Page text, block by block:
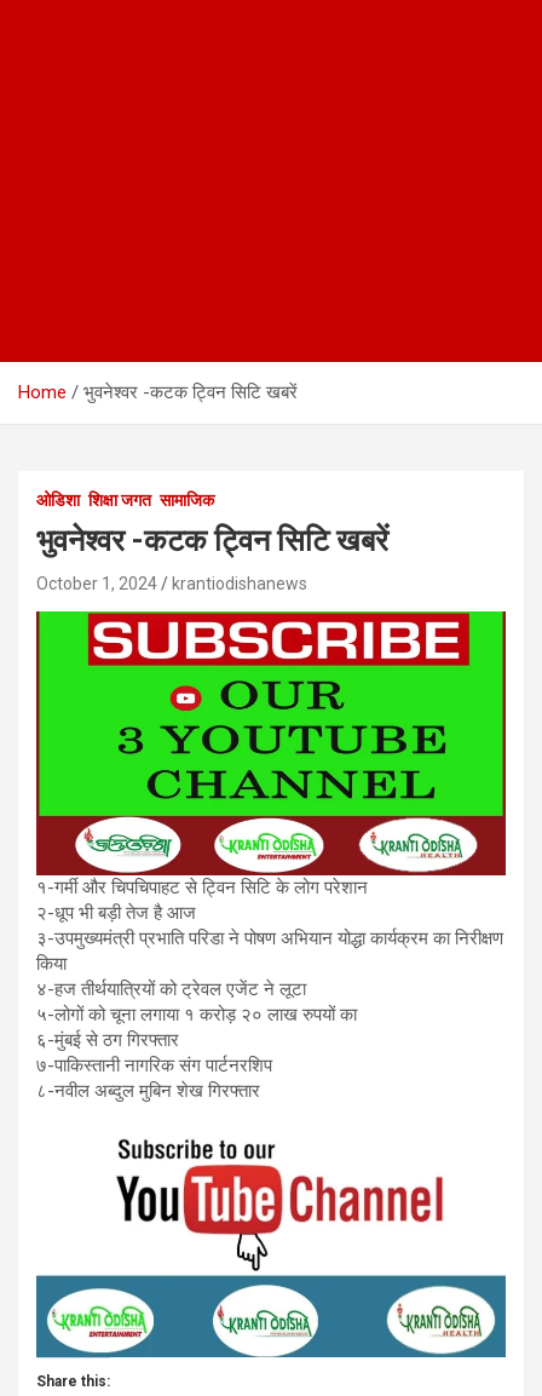
Home भुवनेश्वर -कटक ट्विन सिटि खबरें
ओडिशा शिक्षा जगत सामाजिक
भुवनेश्वर -कटक ट्विन सिटि खबरें
October 1, 2024 krantiodishanews
१-गर्मी और चिपचिपाहट से ट्विन सिटि के लोग परेशान
२-धूप भी बड़ी तेज है आज
३-उपमुख्यमंत्री प्रभाति परिडा ने पोषण अभियान योद्धा कार्यक्रम का निरीक्षण
किया
४-हज तीर्थयात्रियों को ट्रेवल एजेंट ने लूटा
५-लोगों को चूना लगाया १ करोड़ २० लाख रुपयों का
६-मुंबई से ठग गिरफ्तार
७-पाकिस्तानी नागरिक संग पार्टनरशिप
८-नवील अब्दुल मुबिन शेख गिरफ्तार
Share this: